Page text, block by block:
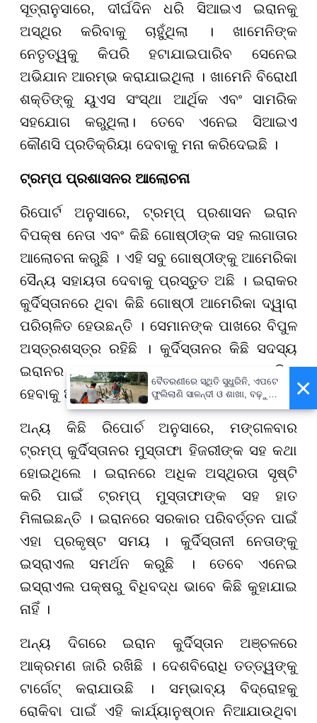
ସୂତ୍ରାନୁସାରେ, ଦୀର୍ଘଦିନ ଧରି ସିଆଇଏ ଇରାନକୁ
ଅସ୍ଥିର କରିବାକୁ ଚାହୁଁଥିଲା । ଖାମେନିଙ୍କ
ନେତୃତ୍ୱକୁ କିପରି ହଟାଯାଇପାରିବ ସେନେଇ
ଅଭିଯାନ ଆରମ୍ଭ କରାଯାଇଥିଲା । ଖାମେନି ବିରୋଧୀ
ଶକ୍ତିଙ୍କୁ ୟୁଏସ ସଂସ୍ଥା ଆର୍ଥିକ ଏବଂ ସାମରିକ
ସହଯୋଗ କରୁଥିଲା। ତେବେ ଏନେଇ ସିଆଇଏ
କୌଣସି ପ୍ରତିକ୍ରିୟା ଦେବାକୁ ମନା କରିଦେଇଛି ।
ଟ୍ରମ୍ପ ପ୍ରଶାସନର ଆଲୋଚନା
ରିପୋର୍ଟ ଅନୁସାରେ, ଟ୍ରମ୍ପ୍ ପ୍ରଶାସନ ଇରାନ
ବିପକ୍ଷ ନେତା ଏବଂ କିଛି ଗୋଷ୍ଠୀଙ୍କ ସହ ଲଗାତାର
ଆଲୋଚନା କରୁଛି । ଏହି ସବୁ ଗୋଷ୍ଠୀଙ୍କୁ ଆମେରିକା
ସୈନ୍ୟ ସହାୟତା ଦେବାକୁ ପ୍ରସ୍ତୁତ ଅଛି । ଇରାକର
କୁର୍ଦିସ୍ତାନରେ ଥିବା କିଛି ଗୋଷ୍ଠୀ ଆମେରିକା ଦ୍ୱାରା
ପରିଚାଳିତ ହେଉଛନ୍ତି । ସେମାନଙ୍କ ପାଖରେ ବିପୁଳ
ଅସ୍ତ୍ରଶସ୍ତ୍ର ରହିଛି । କୁର୍ଦିସ୍ତାନର କିଛି ସଦସ୍ୟ
ଇରାନର ଯବାନଙ୍କୁ ସେମାନଙ୍କ ସହ ସାମିଲ
ହେବାକୁ ଅପିଲ କରୁଛନ୍ତି ।
ଅନ୍ୟ କିଛି ରିପୋର୍ଚ ଅନୁସାରେ, ମଙ୍ଗଳବାର
ଟ୍ରମ୍ପ୍ କୁର୍ଦିସ୍ତାନର ମୁସ୍ତାଫା ହିଜରୀଙ୍କ ସହ କଥା
ହୋଇଥିଲେ । ଇରାନରେ ଅଧିକ ଅସ୍ଥିରତା ସୃଷ୍ଟି
କରି ପାଇଁ ଟ୍ରମ୍ପ୍ ମୁସ୍ତାଫାଙ୍କ ସହ ହାତ
ମିଳାଇଛନ୍ତି । ଇରାନରେ ସରକାର ପରିବର୍ତ୍ତନ ପାଇଁ
ଏହା ପ୍ରକୃଷ୍ଟ ସମୟ । କୁର୍ଦିସ୍ତାନୀ ନେତାଙ୍କୁ
ଇସ୍ରାଏଲ ସମର୍ଥନ କରୁଛି । ତେବେ ଏନେଇ
ଇସ୍ରାଏଲ ପକ୍ଷରୁ ବିଧିବଦ୍ଧ ଭାବେ କିଛି କୁହାଯାଇ
ନାହିଁ ।
ଅନ୍ୟ ଦିଗରେ ଇରାନ କୁର୍ଦିସ୍ତାନ ଅଞ୍ଚଳରେ
ଆକ୍ରମଣ ଜାରି ରଖିଛି । ଦେଶବିରୋଧି ତତ୍ତ୍ୱଙ୍କୁ
ଟାର୍ଗେଟ୍ କରାଯାଉଛି । ସମ୍ଭାବ୍ୟ ବିଦ୍ରୋହକୁ
ରୋକିବା ପାଇଁ ଏହି କାର୍ଯ୍ୟାନୁଷ୍ଠାନ ନିଆଯାଉଥିବା
×
ବୈତରଣୀରେ ସ୍ଥିତି ସୁଧୁରିନି, ଏପଟେ
ଫୁଲିଲାଣି ସାଳନ୍ଦୀ ଓ ଶାଖା, ବଢ଼ୁଛି